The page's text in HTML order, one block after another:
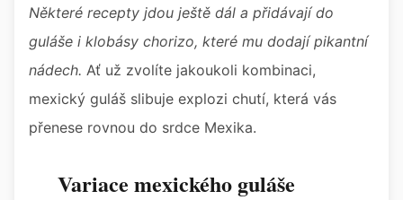
Některé recepty jdou ještě dál a přidávají do
guláše i klobásy chorizo, které mu dodají pikantní
nádech. Ať už zvolíte jakoukoli kombinaci,
mexický guláš slibuje explozi chutí, která vás
přenese rovnou do srdce Mexika.
Variace mexického guláše